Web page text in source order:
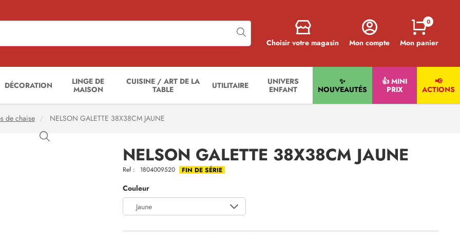
Choisir votre magasin Mon compte Mon panier
0
DÉCORATION
LINGE DE
MAISON
CUISINE / ART DE LA
TABLE
UTILITAIRE
UNIVERS
ENFANT
✨
NOUVEAUTÉS
👍 MINI
PRIX
📢
ACTIONS
de chaise NELSON GALETTE 38X38CM JAUNE
NELSON GALETTE 38X38CM JAUNE
Ref : 1804009520 FIN DE SÉRIE
Couleur
Jaune